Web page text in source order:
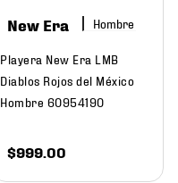
New Era Hombre
Playera New Era LMB
Diablos Rojos del México
Hombre 60954190
$999.00